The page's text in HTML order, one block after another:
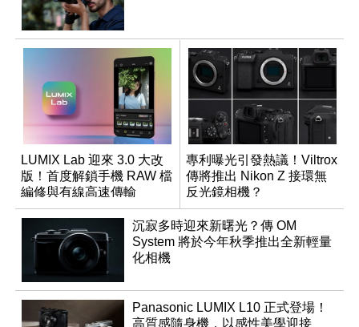
LUMIX Lab 迎來 3.0 大改
版！首度解鎖手機 RAW 檔
編修與有線高速傳輸
專利曝光引發熱議！Viltrox
傳將推出 Nikon Z 接環無
反光鏡相機？
沉寂多時迎來新曙光？傳 OM
System 將於今年秋季推出全新輕量
化相機
Panasonic LUMIX L10 正式登場！
高質感隨身機，以感性美學迎接